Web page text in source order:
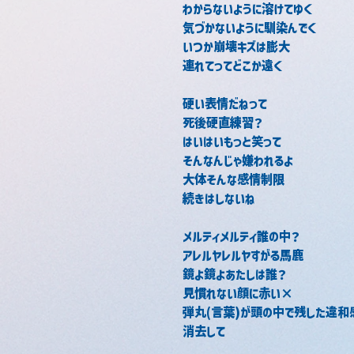
わからないように溶けてゆく
気づかないように馴染んでく
いつか崩壊キズは膨大
連れてってどこか遠く
硬い表情だねって
死後硬直練習？
はいはいもっと笑って
そんなんじゃ嫌われるよ
大体そんな感情制限
続きはしないね
メルティメルティ誰の中？
アレルヤレルヤすがる馬鹿
鏡よ鏡よあたしは誰？
見慣れない顔に赤い×
弾丸(言葉)が頭の中で残した違和
消去して